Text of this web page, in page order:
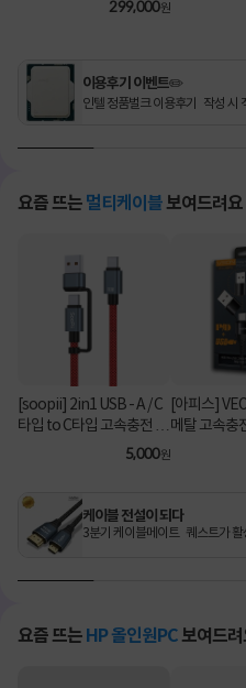
299,000원레이크/
이용후기 이벤트✏️
인텔 정품벌크 이용후기 작성 시
요즘 뜨는 멀티케이블 보여드려요
[soopii] 2in1 USB - A / C
타입 to C타입 고속충전 케
이블 PD 100W S52C [1.2
5,000원
[아피스]
메탈 고속충
8핀 케이블
케이블 전설이 되다
3분기 케이블메이트 퀘스트가 활
요즘 뜨는 HP 올인원PC 보여드